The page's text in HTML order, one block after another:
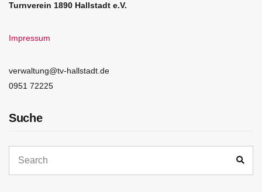
Turnverein 1890 Hallstadt e.V.
Impressum
verwaltung@tv-hallstadt.de
0951 72225
Suche